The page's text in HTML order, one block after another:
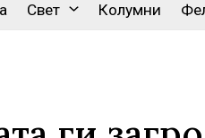
Свет Колумни